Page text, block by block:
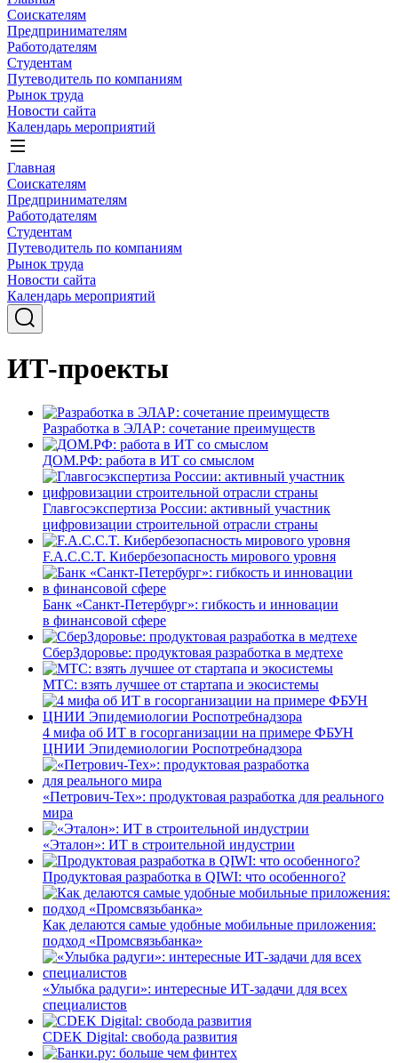
Соискателям
Предпринимателям
Работодателям
Студентам
Путеводитель по компаниям
Рынок труда
Новости сайта
Календарь мероприятий
Главная
Соискателям
Предпринимателям
Работодателям
Студентам
Путеводитель по компаниям
Рынок труда
Новости сайта
Календарь мероприятий
ИТ-проекты
Разработка в ЭЛАР: сочетание преимуществ
ДОМ.РФ: работа в ИТ со смыслом
Главгосэкспертиза России: активный участник
цифровизации строительной отрасли страны
F.A.C.C.T. Кибербезопасность мирового уровня
Банк «Санкт-Петербург»: гибкость и инновации
в финансовой сфере
СберЗдоровье: продуктовая разработка в медтехе
МТС: взять лучшее от стартапа и экосистемы
4 мифа об ИТ в госорганизации на примере ФБУН
ЦНИИ Эпидемиологии Роспотребнадзора
«Петрович-Тех»: продуктовая разработка для реального
мира
«Эталон»: ИТ в строительной индустрии
Продуктовая разработка в QIWI: что особенного?
Как делаются самые удобные мобильные приложения:
подход «Промсвязьбанка»
«Улыбка радуги»: интересные ИТ-задачи для всех
специалистов
CDEK Digital: свобода развития